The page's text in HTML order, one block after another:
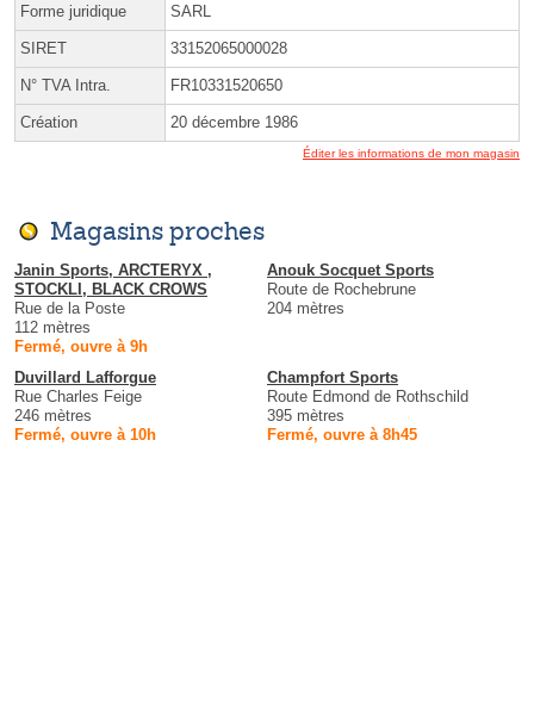
Forme juridique SARL
SIRET 33152065000028
N° TVA Intra. FR10331520650
Création 20 décembre 1986
Éditer les informations de mon magasin
Magasins proches
Janin Sports, ARCTERYX ,
STOCKLI, BLACK CROWS
Rue de la Poste
112 mètres
Fermé, ouvre à 9h
Anouk Socquet Sports
Route de Rochebrune
204 mètres
Duvillard Lafforgue
Rue Charles Feige
246 mètres
Fermé, ouvre à 10h
Champfort Sports
Route Edmond de Rothschild
395 mètres
Fermé, ouvre à 8h45